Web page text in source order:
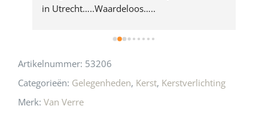
in Utrecht…..Waardeloos…..
Artikelnummer: 53206
Categorieën: Gelegenheden, Kerst, Kerstverlichting
Merk: Van Verre